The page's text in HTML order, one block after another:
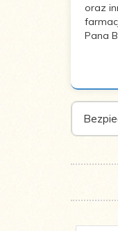
oraz
Pana
Rok